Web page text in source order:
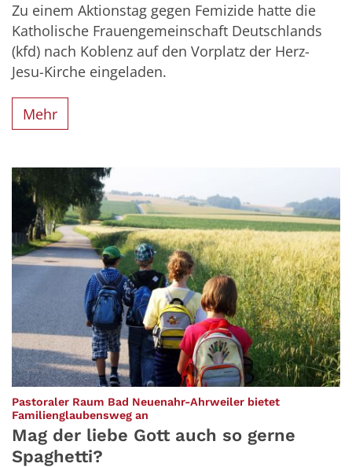
Zu einem Aktionstag gegen Femizide hatte die
Katholische Frauengemeinschaft Deutschlands
(kfd) nach Koblenz auf den Vorplatz der Herz-
Jesu-Kirche eingeladen.
Mehr
Pastoraler Raum Bad Neuenahr-Ahrweiler bietet
Familienglaubensweg an
Mag der liebe Gott auch so gerne
Spaghetti?